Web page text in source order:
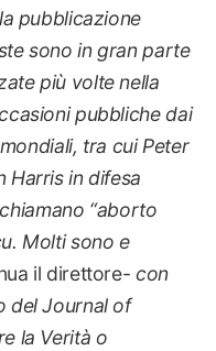
pubblicazione
sono in gran parte
più volte nella
pubbliche dai
tra cui Peter
Harris in difesa
“aborto
Molti sono e
il direttore-con
del Journal of
la Verità o